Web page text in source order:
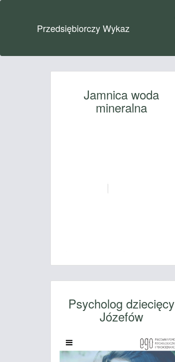
Przedsiębiorczy Wykaz
Jamnica woda
mineralna
Psycholog dziecięcy
Józefów